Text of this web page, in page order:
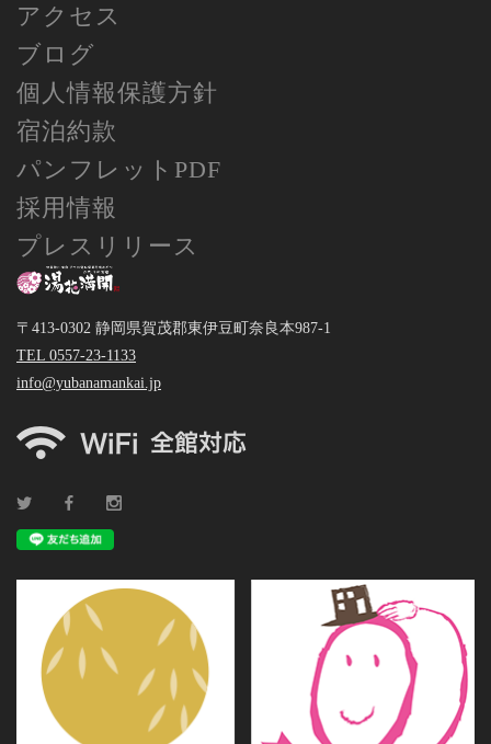
アクセス
ブログ
個人情報保護方針
宿泊約款
パンフレットPDF
採用情報
プレスリリース
〒413-0302 静岡県賀茂郡東伊豆町奈良本987-1
TEL 0557-23-1133
info@yubanamankai.jp